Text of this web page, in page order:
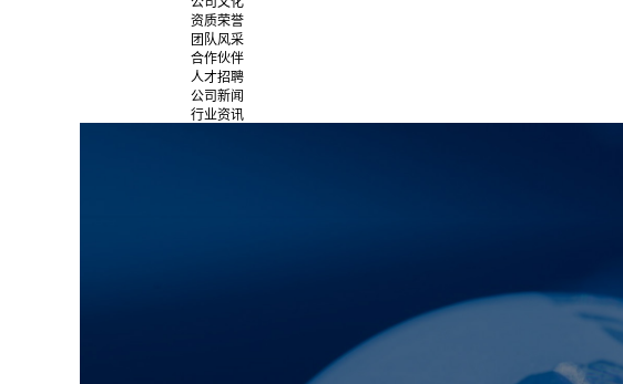
资质荣誉
团队风采
合作伙伴
人才招聘
公司新闻
行业资讯